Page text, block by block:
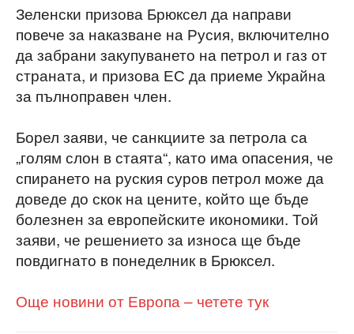
Зеленски призова Брюксел да направи
повече за наказване на Русия, включително
да забрани закупуването на петрол и газ от
страната, и призова ЕС да приеме Украйна
за пълноправен член.
Борел заяви, че санкциите за петрола са
„голям слон в стаята“, като има опасения, че
спирането на руския суров петрол може да
доведе до скок на цените, който ще бъде
болезнен за европейските икономики. Той
заяви, че решението за износа ще бъде
повдигнато в понеделник в Брюксел.
Още новини от Европа – четете тук